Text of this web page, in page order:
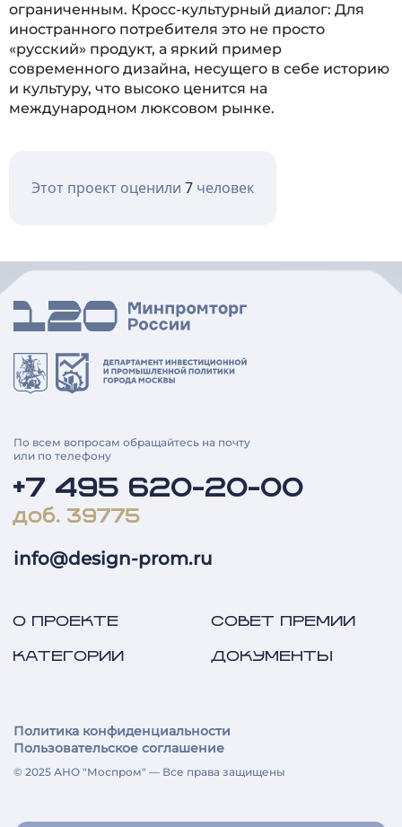
ограниченным. Кросс-культурный диалог: Для
иностранного потребителя это не просто
«русский» продукт, а яркий пример
современного дизайна, несущего в себе историю
и культуру, что высоко ценится на
международном люксовом рынке.
Этот проект оценили 7 человек
По всем вопросам обращайтесь на почту
или по телефону
+7 495 620-20-00
доб. 39775
info@design-prom.ru
О ПРОЕКТЕ
КАТЕГОРИИ
СОВЕТ ПРЕМИИ
ДОКУМЕНТЫ
Политика конфиденциальности
Пользовательское соглашение
© 2025 АНО "Моспром" — Все права защищены